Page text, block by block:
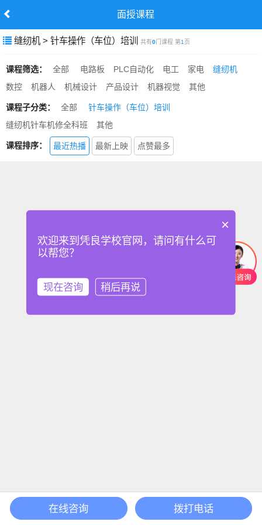
面授课程
缝纫机 > 针车操作（车位）培训共有0门课程 第1 页
课程筛选： 全部 电路板 PLC自动化 电工 家电
缝纫机
数控
机器人 机械设计 产品设计 机器视觉 其他
课程子分类： 全部
针车操作（车位）培训
缝纫机针车机修全科班
其他
课程排序： 最近热播 最新上映 点赞最多
×
欢迎来到凭良学校官网，请问有什么可
以帮您？
现在咨询 稍后再说
在线咨询 拨打电话